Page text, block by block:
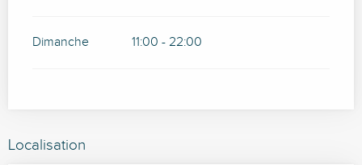
Dimanche 11:00 - 22:00
Localisation